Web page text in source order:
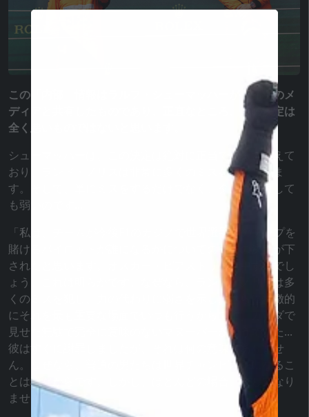
この「内部」情報はラルフ・シューマッハーがドイツのメ
ディアと共有したものであり、正直なところ、この決定は
全く悪いものではないと思います。
シューマッハーは、この決定は絶対に正当であると考えて
おり、ランド・ノリスは非常に多くのミスを犯していま
す。そして、単にミスをするだけでなく、タスクに対して
も弱いのです...
「私は、チームが今後F1のカジノで世界選手権のチップを
賭けるパイロットが誰になるかについての内部の決定が下
されたと思います。オスカー・ピアストリに集中するでし
ょう。これは明らかです。なぜなら、ランド・ノリスは多
くのミスを犯し、力の代わりに弱さを示し、さらに特徴的
にそれを最も重要な場面でいつも行うからです。カナダで
見せた無駄で完全に意味のないマヌーバーがそうでした...
彼はすぐに謝罪しましたが、それは何の意味もありませ
ん。なぜなら、普通の男たちは世界チャンピオンになるこ
とは稀だからです。しかし、ほとんどの場合、決してなり
ません。